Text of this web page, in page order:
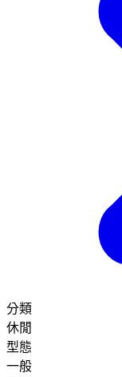
分類
休閒
型態
一般